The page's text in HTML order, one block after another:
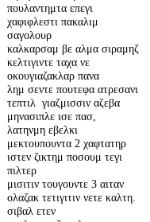
πουλαντημτα επεγι
χαφιφλεστι πακαλιμ
σαγολουρ
καλκαρσαμ βε αλμα σιραμηζ
κελτιγιντε ταχα νε
οκουγιαζακλαρ πανα
λημ σεντε πουτεφα ατρεσανι
τεπτιλ γιαζμισσιν αζεβα
μηνασιπλε ισε πασ,
λατηνμη εβελκι
μεκτουπουντα 2 χαφτατηρ
ιστεν ζικτημ ποσουμ τεγι
πιλτερ
μισιτιν τουγουντε 3 αιταν
ολαζακ τετιγιτιν νετε καλτη.
σιβαλ ετεν